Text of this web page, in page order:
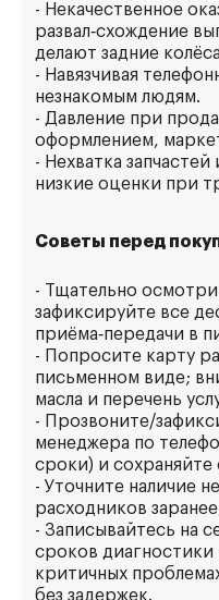
- Некачественное
развал‑схождение
делают задние
- Навязчивая
незнакомым людям.
- Давление при
оформлением,
- Нехватка
низкие оценки при
Советы перед
- Тщательно
зафиксируйте все
приёма‑передачи в
- Попросите карту
письменном виде;
масла и перечень
- Прозвоните/
менеджера по
сроки) и
- Уточните наличие
расходников
- Записывайтесь на
сроков
критичных
без задержек.